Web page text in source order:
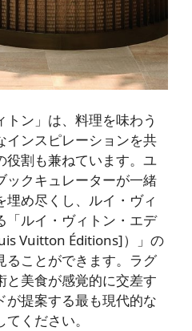
ン」は、料理を味わう
インスピレーションを共
役割も兼ねています。ユ
ックキュレーターが一緒
め尽くし、ルイ・ヴィ
「ルイ・ヴィトン・エデ
Vuitton Éditions]）」の
ることができます。ラグ
と美食が感覚的に交差す
が提案する最も現代的な
ください。